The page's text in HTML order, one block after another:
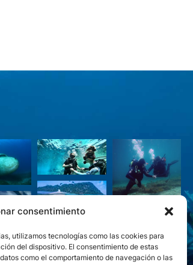
consentimiento
utilizamos tecnologías como las cookies para
del dispositivo. El consentimiento de estas
como el comportamiento de navegación o las